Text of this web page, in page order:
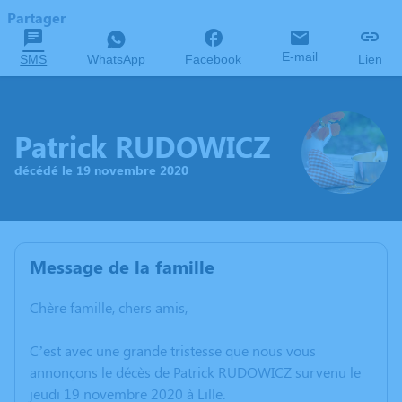
Partager
SMS WhatsApp Facebook E-mail Lien
Patrick RUDOWICZ
décédé le 19 novembre 2020
Message de la famille
Chère famille, chers amis,
C’est avec une grande tristesse que nous vous
annonçons le décès de Patrick RUDOWICZ survenu le
jeudi 19 novembre 2020 à Lille.